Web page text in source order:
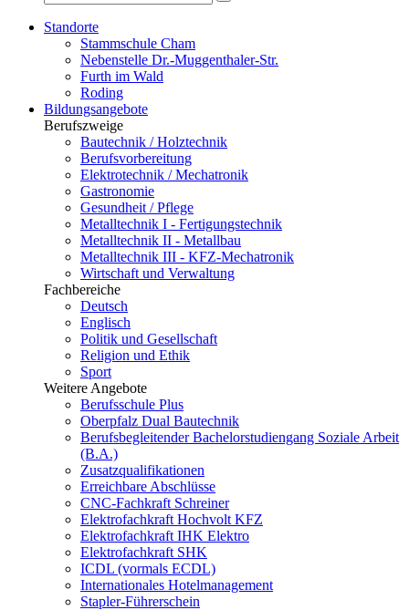
Standorte
Stammschule Cham
Nebenstelle Dr.-Muggenthaler-Str.
Furth im Wald
Roding
Bildungsangebote
Berufszweige
Bautechnik / Holztechnik
Berufsvorbereitung
Elektrotechnik / Mechatronik
Gastronomie
Gesundheit / Pflege
Metalltechnik I - Fertigungstechnik
Metalltechnik II - Metallbau
Metalltechnik III - KFZ-Mechatronik
Wirtschaft und Verwaltung
Fachbereiche
Deutsch
Englisch
Politik und Gesellschaft
Religion und Ethik
Sport
Weitere Angebote
Berufsschule Plus
Oberpfalz Dual Bautechnik
Berufsbegleitender Bachelor­studiengang Soziale Arbeit
(B.A.)
Zusatzqualifikationen
Erreichbare Abschlüsse
CNC-Fachkraft Schreiner
Elektrofachkraft Hochvolt KFZ
Elektrofachkraft IHK Elektro
Elektrofachkraft SHK
ICDL (vormals ECDL)
Internationales Hotelmanagement
Stapler-Führerschein